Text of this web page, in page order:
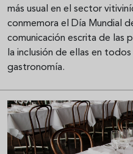
más usual en el sector
conmemora el Día Mundial
comunicación escrita de las
la inclusión de ellas en
gastronomía.